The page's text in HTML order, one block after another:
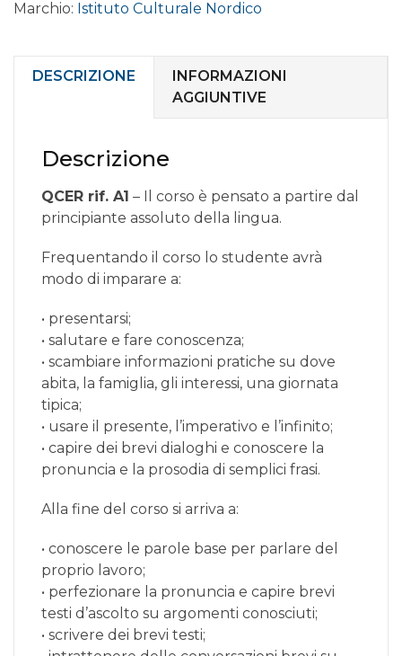
online
PRINCIPIANTE
A1.1
Marchio: Istituto Culturale Nordico
DESCRIZIONE
INFORMAZIONI
AGGIUNTIVE
Descrizione
QCER rif. A1 – Il corso è pensato a partire dal
principiante assoluto della lingua.
Frequentando il corso lo studente avrà
modo di imparare a:
• presentarsi;
• salutare e fare conoscenza;
• scambiare informazioni pratiche su dove
abita, la famiglia, gli interessi, una giornata
tipica;
• usare il presente, l’imperativo e l’infinito;
• capire dei brevi dialoghi e conoscere la
pronuncia e la prosodia di semplici frasi.
Alla fine del corso si arriva a:
• conoscere le parole base per parlare del
proprio lavoro;
• perfezionare la pronuncia e capire brevi
testi d’ascolto su argomenti conosciuti;
• scrivere dei brevi testi;